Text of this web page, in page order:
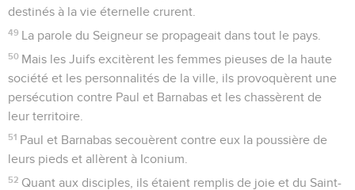
destinés à la vie éternelle crurent.
49 La parole du Seigneur se propageait dans tout le pays.
50 Mais les Juifs excitèrent les femmes pieuses de la haute
société et les personnalités de la ville, ils provoquèrent une
persécution contre Paul et Barnabas et les chassèrent de
leur territoire.
51 Paul et Barnabas secouèrent contre eux la poussière de
leurs pieds et allèrent à Iconium.
52 Quant aux disciples, ils étaient remplis de joie et du Saint-